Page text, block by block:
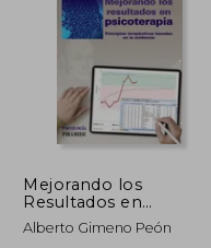
Mejorando los
Resultados en
Psicoterapia:
Principios
Alberto Gimeno Peón